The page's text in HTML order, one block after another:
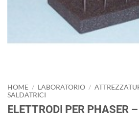
HOME / LABORATORIO /
SALDATRICI
ELETTRODI PER PHASER